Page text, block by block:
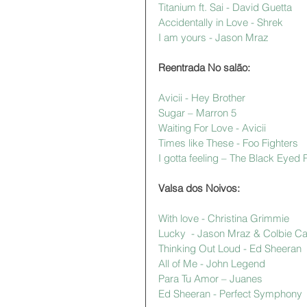
Titanium ft. Sai - David Guetta
Accidentally in Love - Shrek
I am yours - Jason Mraz
Reentrada No salão:
Avicii - Hey Brother
Sugar – Marron 5
Waiting For Love - Avicii
Times like These - Foo Fighters
I gotta feeling – The Black Eyed
Valsa dos Noivos:
With love - Christina Grimmie
Lucky  - Jason Mraz & Colbie
Thinking Out Loud - Ed Sheeran
All of Me - John Legend
Para Tu Amor – Juanes
Ed Sheeran - Perfect Symphony